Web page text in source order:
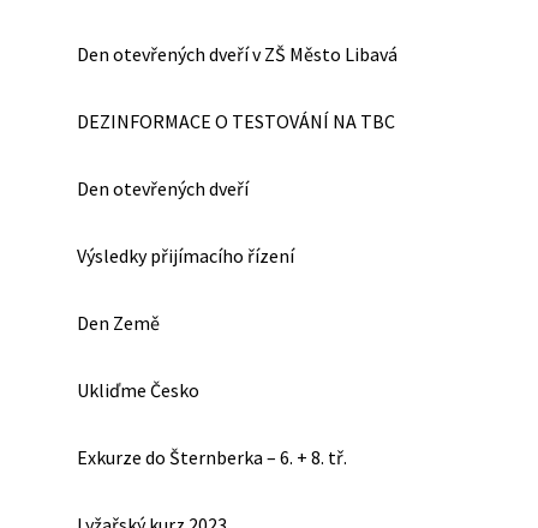
Den otevřených dveří v ZŠ Město Libavá
DEZINFORMACE O TESTOVÁNÍ NA TBC
Den otevřených dveří
Výsledky přijímacího řízení
Den Země
Ukliďme Česko
Exkurze do Šternberka – 6. + 8. tř.